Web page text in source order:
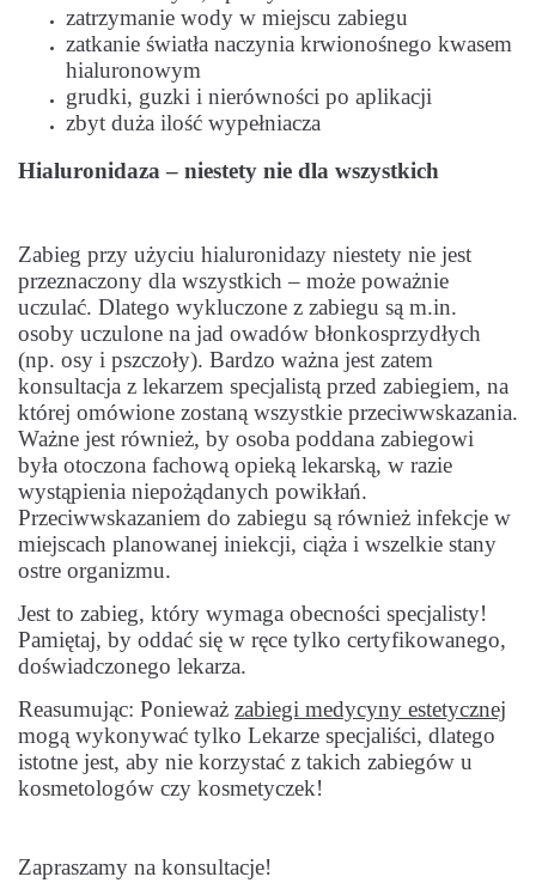
zatrzymanie wody w miejscu zabiegu
zatkanie światła naczynia krwionośnego kwasem
hialuronowym
grudki, guzki i nierówności po aplikacji
zbyt duża ilość wypełniacza
Hialuronidaza – niestety nie dla wszystkich
Zabieg przy użyciu hialuronidazy niestety nie jest
przeznaczony dla wszystkich – może poważnie
uczulać. Dlatego wykluczone z zabiegu są m.in.
osoby uczulone na jad owadów błonkosprzydłych
(np. osy i pszczoły). Bardzo ważna jest zatem
konsultacja z lekarzem specjalistą przed zabiegiem, na
której omówione zostaną wszystkie przeciwwskazania.
Ważne jest również, by osoba poddana zabiegowi
była otoczona fachową opieką lekarską, w razie
wystąpienia niepożądanych powikłań.
Przeciwwskazaniem do zabiegu są również infekcje w
miejscach planowanej iniekcji, ciąża i wszelkie stany
ostre organizmu.
Jest to zabieg, który wymaga obecności specjalisty!
Pamiętaj, by oddać się w ręce tylko certyfikowanego,
doświadczonego lekarza.
Reasumując: Ponieważ zabiegi medycyny estetycznej
mogą wykonywać tylko Lekarze specjaliści, dlatego
istotne jest, aby nie korzystać z takich zabiegów u
kosmetologów czy kosmetyczek!
Zapraszamy na konsultacje!